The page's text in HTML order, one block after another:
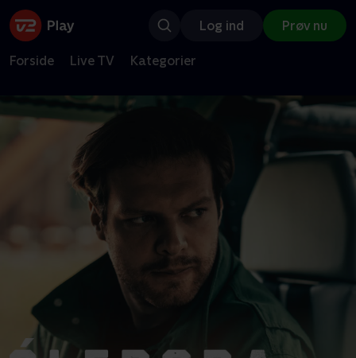
Log ind Prøv nu
Forside Live TV Kategorier